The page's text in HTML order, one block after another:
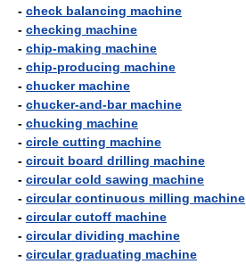
- check balancing machine
- checking machine
- chip-making machine
- chip-producing machine
- chucker machine
- chucker-and-bar machine
- chucking machine
- circle cutting machine
- circuit board drilling machine
- circular cold sawing machine
- circular continuous milling machine
- circular cutoff machine
- circular dividing machine
- circular graduating machine